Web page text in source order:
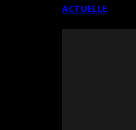
ACTUELLE